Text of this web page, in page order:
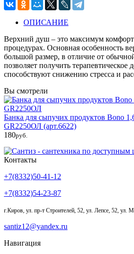
ОПИСАНИЕ
Верхний душ – это максимум
процедурах. Основная особенность
большой размер, в отличие от
позволяет получить терапевтическое
способствуют снижению стресса и
Вы смотрели
Банка для сыпучих продуктов Bono
GR2250ОЛ (арт.6622)
180руб.
Контакты
+7(8332)50-41-12
+7(8332)54-23-87
г.Киров, ул. пр-т Строителей, 52, ул. Лепсе, 52, ул.
santiz12@yandex.ru
Навигация